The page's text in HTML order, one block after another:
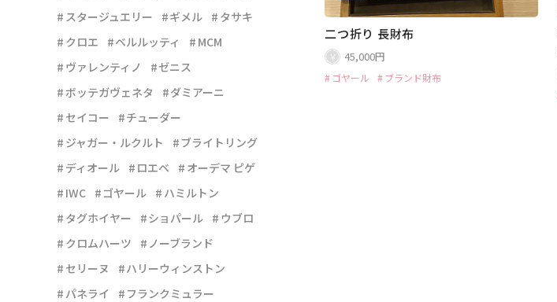
二つ折り 長財布
45,000円
ゴヤール ブランド財布
スタージュエリー
ギメル
タサキ
クロエ
ベルルッティ
MCM
ヴァレンティノ
ゼニス
ボッテガヴェネタ
ダミアーニ
セイコー
チューダー
ジャガー・ルクルト
ブライトリング
ディオール
ロエベ
オーデマ ピゲ
IWC
ゴヤール
ハミルトン
タグホイヤー
ショパール
ウブロ
クロムハーツ
ノーブランド
セリーヌ
ハリーウィンストン
パネライ
フランクミュラー